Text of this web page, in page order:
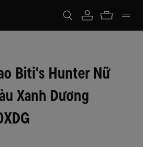
Biti's Hunter Nữ
Xanh Dương